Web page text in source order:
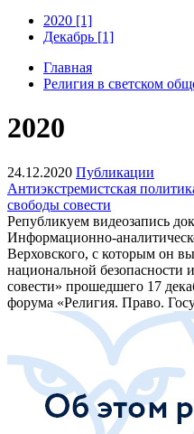
2020 [1]
Декабрь [1]
Главная
Религия в светском
2020
24.12.2020 Публикации
Антиэкстремистская
свободы совести
Републикуем видеозапись
Информационно-
Верховского, с которым он
национальной безопасности
совести» прошедшего 17
форума «Религия. Право.